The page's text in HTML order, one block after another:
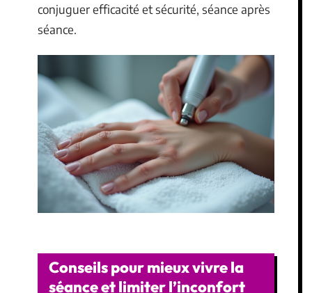
conjuguer efficacité et sécurité, séance après
séance.
Conseils pour mieux vivre la
séance et limiter l’inconfort